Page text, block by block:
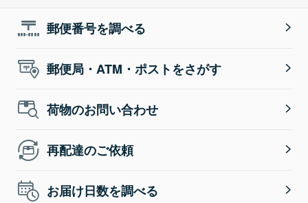
郵便番号を調べる
郵便局・ATM・ポストをさがす
荷物のお問い合わせ
再配達のご依頼
お届け日数を調べる